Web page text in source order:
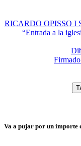
RICARDO OPISSO I
“Entrada a la
Va a pujar por un importe